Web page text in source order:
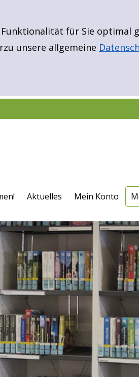
für Sie optimal
unsere allgemeine
Aktuelles Mein Konto